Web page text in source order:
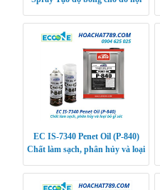
EC IS-7340 Penet Oil (P-840)
Chất làm sạch, phân hủy và loại